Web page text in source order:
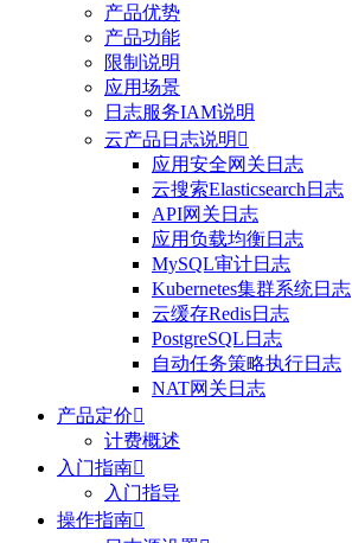
产品优势
产品功能
限制说明
应用场景
日志服务IAM说明
云产品日志说明 
应用安全网关日志
云搜索Elasticsearch日志
API网关日志
应用负载均衡日志
MySQL审计日志
Kubernetes集群系统日志
云缓存Redis日志
PostgreSQL日志
自动任务策略执行日志
NAT网关日志
产品定价
计费概述
入门指南
入门指导
操作指南